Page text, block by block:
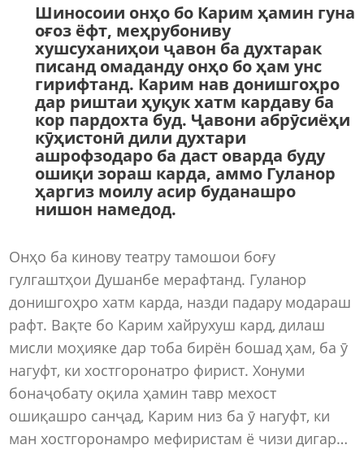
Шиносоии онҳо бо Карим ҳамин гуна
оғоз ёфт, меҳрубониву
хушсуханиҳои ҷавон ба духтарак
писанд омаданду онҳо бо ҳам унс
гирифтанд. Карим нав донишгоҳро
дар риштаи ҳуқук хатм кардаву ба
кор пардохта буд. Ҷавони абрӯсиёҳи
кӯҳистонӣ дили духтари
ашрофзодаро ба даст оварда буду
ошиқи зораш карда, аммо Гуланор
ҳаргиз моилу асир буданашро
нишон намедод.
Онҳо ба кинову театру тамошои боғу
гулгаштҳои Душанбе мерафтанд. Гуланор
донишгоҳро хатм карда, назди падару модараш
рафт. Вақте бо Карим хайрухуш кард, дилаш
мисли моҳияке дар тоба бирён бошад ҳам, ба ӯ
нагуфт, ки хостгоронатро фирист. Хонуми
бонаҷобату оқила ҳамин тавр мехост
ошиқашро санҷад, Карим низ ба ӯ нагуфт, ки
ман хостгоронамро мефиристам ё чизи дигар…